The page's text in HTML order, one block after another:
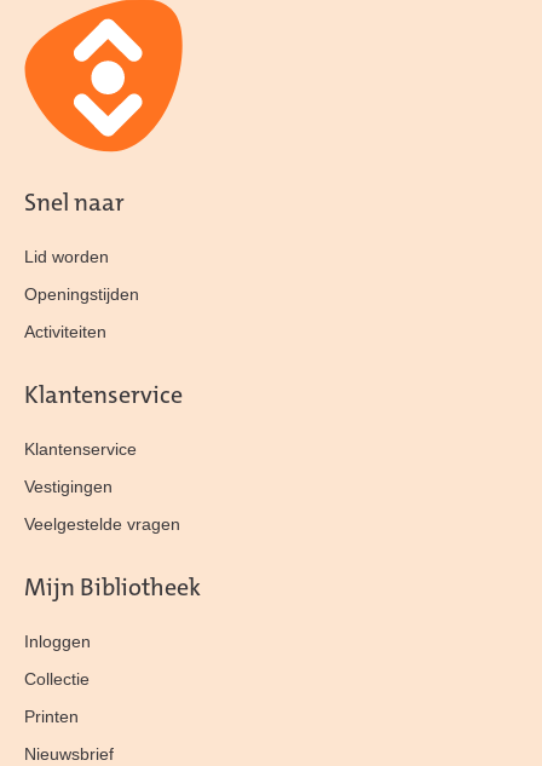
Snel naar
Lid worden
Openingstijden
Activiteiten
Klantenservice
Klantenservice
Vestigingen
Veelgestelde vragen
Mijn Bibliotheek
Inloggen
Collectie
Printen
Nieuwsbrief